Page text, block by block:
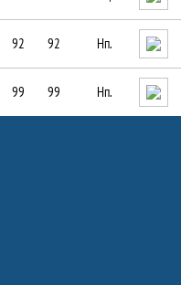
92 92 Нп.
99 99 Нп.